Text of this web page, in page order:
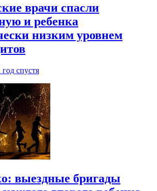
врачи спасли
и ребенка
низким уровнем
год спустя
выездные бригады